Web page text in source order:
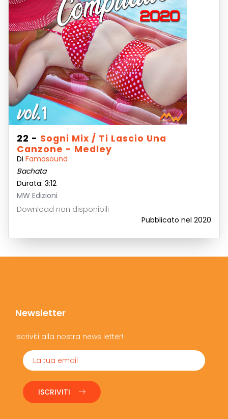
22 - Sogni Mix / Ti Lascio Una
Canzone - Medley
Di Famasound
Bachata
Durata: 3:12
MW Edizioni
Download non disponibili
Pubblicato nel 2020
Newsletter
Iscriviti alla nostra news letter!
ISCRIVITI